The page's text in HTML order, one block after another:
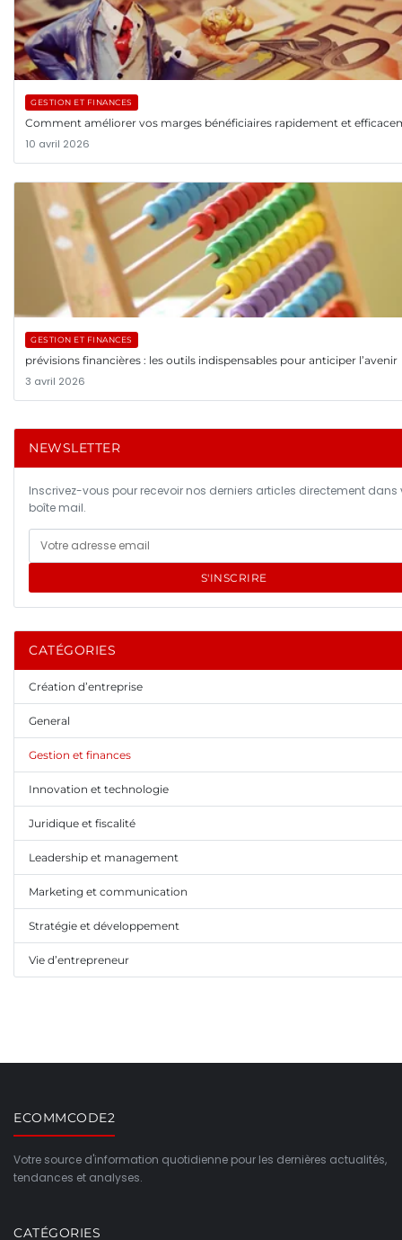
GESTION ET FINANCES
Comment améliorer vos marges bénéficiaires rapidement et
10 avril 2026
GESTION ET FINANCES
prévisions financières : les outils indispensables pour anticiper l’avenir
3 avril 2026
NEWSLETTER
Inscrivez-vous pour recevoir nos derniers articles directement dans
boîte mail.
S'INSCRIRE
CATÉGORIES
Création d’entreprise
General
Gestion et finances
Innovation et technologie
Juridique et fiscalité
Leadership et management
Marketing et communication
Stratégie et développement
Vie d’entrepreneur
ECOMMCODE2
Votre source d'information quotidienne pour les dernières actualités,
tendances et analyses.
CATÉGORIES